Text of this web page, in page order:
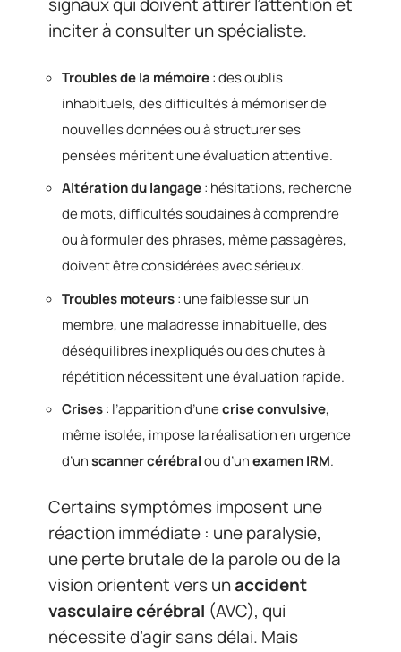
inciter à consulter un spécialiste.
Troubles de la mémoire: des oublis
inhabituels, des difficultés à mémoriser de
nouvelles données ou à structurer ses
pensées méritent une évaluation attentive.
Altération du langage: hésitations, recherche
de mots, difficultés soudaines à comprendre
ou à formuler des phrases, même passagères,
doivent être considérées avec sérieux.
Troubles moteurs: une faiblesse sur un
membre, une maladresse inhabituelle, des
déséquilibres inexpliqués ou des chutes à
répétition nécessitent une évaluation rapide.
Crises: l’apparition d’unecrise convulsive,
même isolée, impose la réalisation en urgence
d’unscanner cérébralou d’unexamen IRM.
Certains symptômes imposent une
réaction immédiate : une paralysie,
une perte brutale de la parole ou de la
vision orientent vers unaccident
vasculaire cérébral (AVC), qui
nécessite d’agir sans délai. Mais